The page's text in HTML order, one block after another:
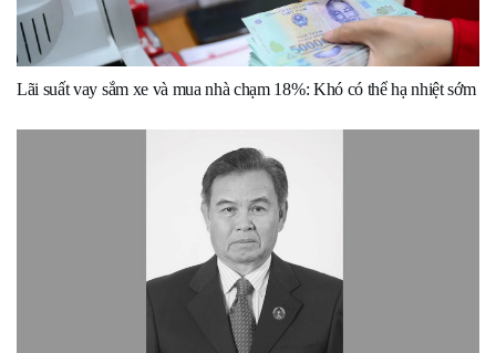
Lãi suất vay sắm xe và mua nhà chạm 18%: Khó có thể hạ nhiệt sớm